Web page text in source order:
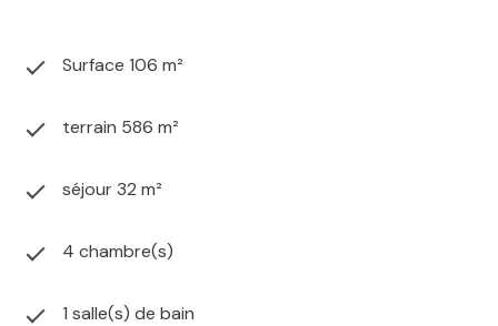
Surface 106 m²
terrain 586 m²
séjour 32 m²
4 chambre(s)
1 salle(s) de bain